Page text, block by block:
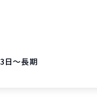
日～長期